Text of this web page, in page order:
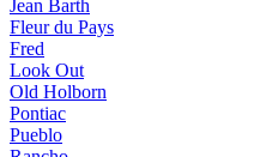
Jean Barth
Fleur du Pays
Fred
Look Out
Old Holborn
Pontiac
Pueblo